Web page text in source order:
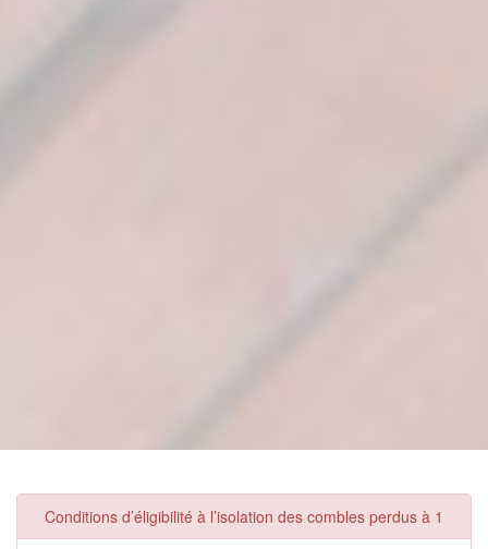
Conditions d’éligibilité à l’isolation des combles perdus à 1